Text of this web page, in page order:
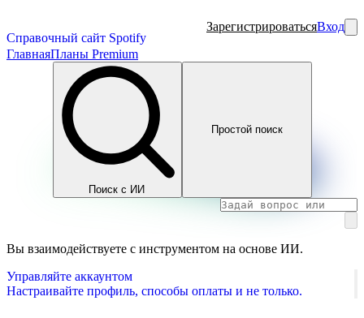
Справочный сайт Spotify
ЗарегистрироватьсяВход
ГлавнаяПланы Premium
Поиск с ИИ
Простой поиск
Вы взаимодействуете с инструментом на основе ИИ.
Управляйте аккаунтом
Настраивайте профиль, способы оплаты и не только.